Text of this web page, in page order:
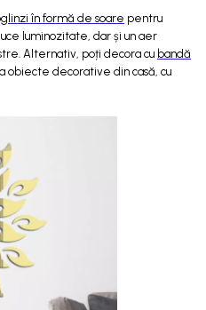
în formă de soare pentru
luminozitate, dar și un aer
Alternativ, poți decora cu bandă
obiecte decorative din casă, cu